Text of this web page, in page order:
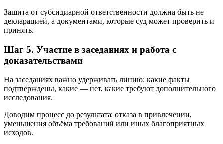
Защита от субсидиарной ответственности должна быть не
декларацией, а документами, которые суд может проверить и
принять.
Шаг 5. Участие в заседаниях и работа с
доказательствами
На заседаниях важно удерживать линию: какие факты
подтверждены, какие — нет, какие требуют дополнительного
исследования.
Доводим процесс до результата: отказа в привлечении,
уменьшения объёма требований или иных благоприятных
исходов.